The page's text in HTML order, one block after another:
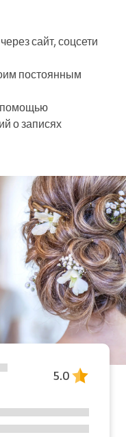
5.0
сайт, соцсети
постоянным
помощью
о записях